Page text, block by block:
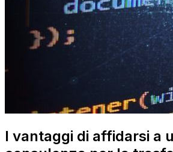
I vantaggi di affidarsi a